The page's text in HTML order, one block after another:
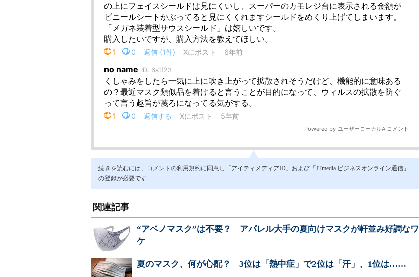
続きを読むには、コメントの利用規約に同意し「アイティメディアID」および「ITmedia ビジネスオンライン通信」
の登録が必要です
関連記事
“アベノマスク”は不要？ アパレル大手の夏向けマスクが軒並み好調なワ
ケ
夏のマスク、何が心配？ 3位は「熱中症」で2位は「汗」、1位は……